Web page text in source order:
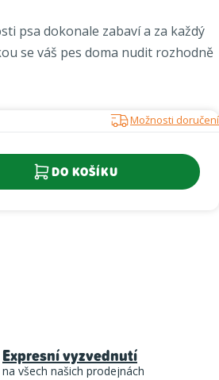
psa dokonale zabaví a za každý
se váš pes doma nudit rozhodně
Možnosti doručení
DO KOŠÍKU
Expresní vyzvednutí
na všech našich prodejnách